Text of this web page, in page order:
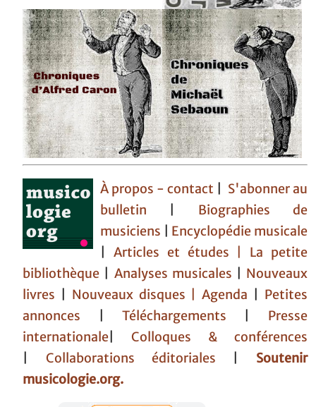
À propos - contact
S'abonner au
bulletin
Biographies de
musiciens
Encyclopédie musicale
|Articles et études | La petite
bibliothèque
Analyses musicales
Nouveaux
livres
Nouveaux disques |Agenda
Petites
annonces
Téléchargements
Presse
internationale
Colloques & conférences
Collaborations éditoriales
Soutenir
musicologie.org.